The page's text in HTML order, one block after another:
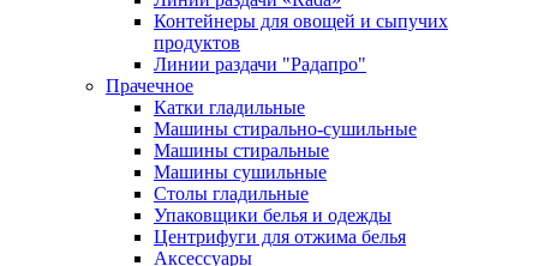
Контейнеры для овощей и сыпучих
продуктов
Линии раздачи "Радапро"
Прачечное
Катки гладильные
Машины стирально-сушильные
Машины стиральные
Машины сушильные
Столы гладильные
Упаковщики белья и одежды
Центрифуги для отжима белья
Аксессуары